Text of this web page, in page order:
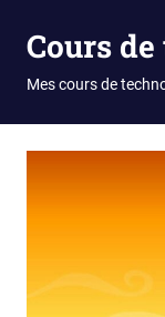
Cours
Mes cours de